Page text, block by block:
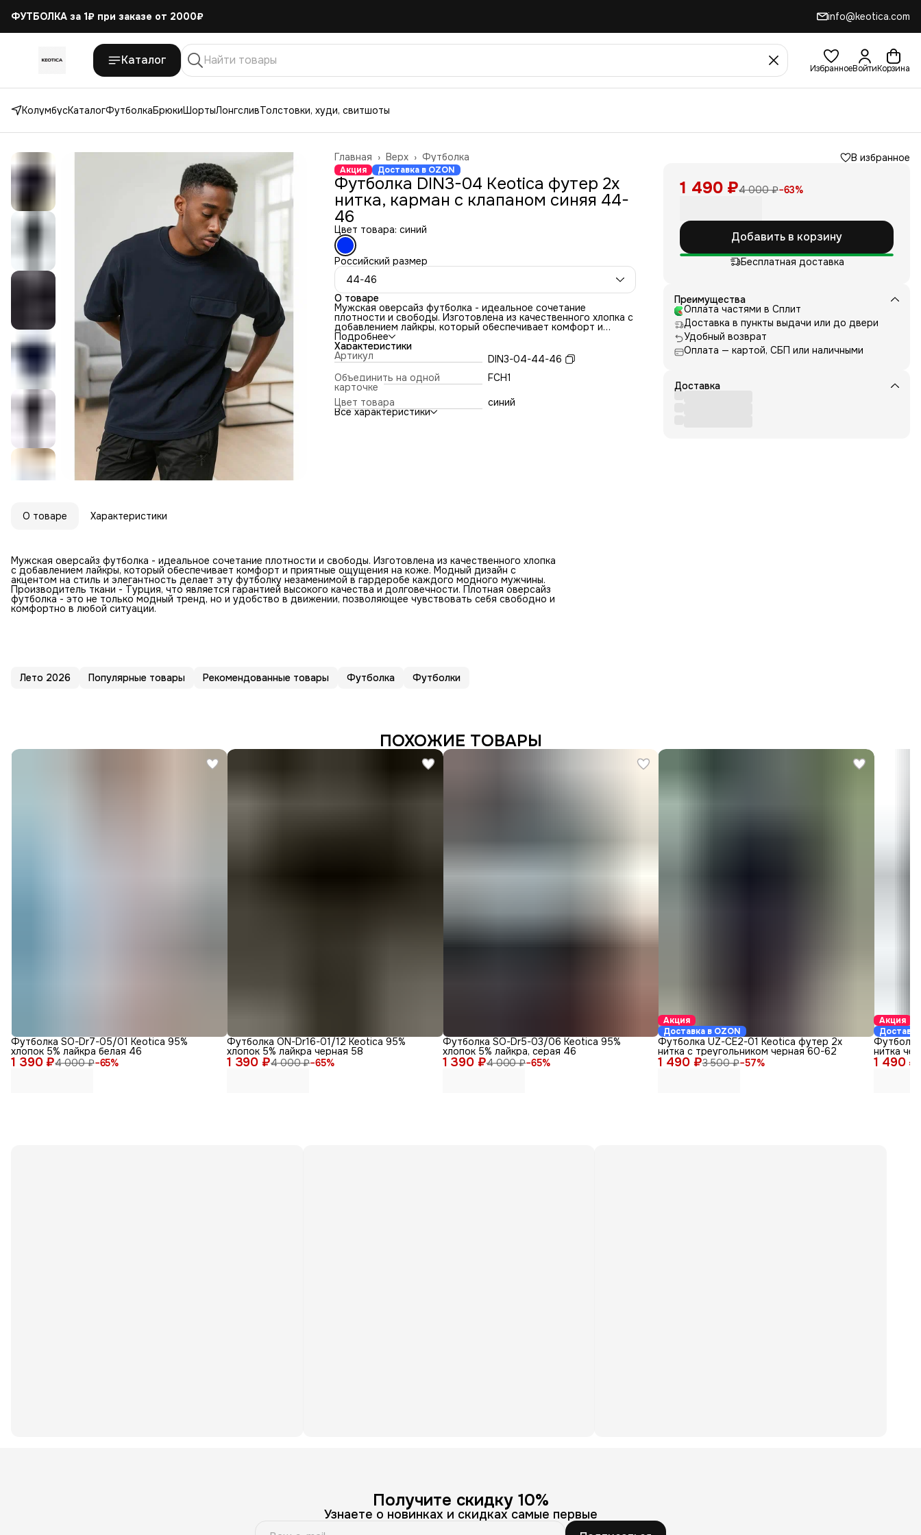
ФУТБОЛКА за 1₽ при заказе от 2000₽ info@keotica.com
Каталог
ИзбранноеВойтиКорзина
КолумбусКаталогФутболкаБрюкиШортыЛонгсливТолстовки, худи, свитшоты
Футболка
Верх ›
Главная ›
Акция Доставка в OZON
Футболка DIN3-04 Keotica футер 2х
нитка, карман с клапаном синяя 44-
46
Цвет товара: синий
Российский размер
44-46
О товаре
Мужская оверсайз футболка - идеальное сочетание
плотности и свободы. Изготовлена из качественного хлопка с
добавлением лайкры, который обеспечивает комфорт и
приятные ощущения на коже. Модный дизайн с акцентом на
стиль и элегантность делает эту футболку незаменимой в
гардеробе каждого модного мужчины. Производитель ткани -
Турция, что является гарантией высокого качества и
долговечности. Плотная оверсайз футболка - это не только
модный тренд, но и удобство в движении, позволяющее
чувствовать себя свободно и комфортно в любой ситуации.
Подробнее
Характеристики
Артикул
DIN3-04-44-46
Объединить на одной
карточке
FCH1
Цвет товара
синий
Все характеристики
В избранное
1 490 ₽4 000 ₽−63%
Добавить в корзину
Бесплатная доставка
Преимущества
Оплата частями в Сплит
Доставка в пункты выдачи или до двери
Удобный возврат
Оплата — картой, СБП или наличными
Доставка
О товаре Характеристики
Мужская оверсайз футболка - идеальное сочетание плотности и свободы. Изготовлена из качественного хлопка
с добавлением лайкры, который обеспечивает комфорт и приятные ощущения на коже. Модный дизайн с
акцентом на стиль и элегантность делает эту футболку незаменимой в гардеробе каждого модного мужчины.
Производитель ткани - Турция, что является гарантией высокого качества и долговечности. Плотная оверсайз
футболка - это не только модный тренд, но и удобство в движении, позволяющее чувствовать себя свободно и
комфортно в любой ситуации.
Лето 2026 Популярные товары Рекомендованные товары Футболка Футболки
ПОХОЖИЕ ТОВАРЫ
1 390 ₽4 000 ₽−65%
Футболка SO-Dr7-05/01 Keotica 95%
хлопок 5% лайкра белая 46
1 390 ₽4 000 ₽−65%
Футболка ON-Dr16-01/12 Keotica 95%
хлопок 5% лайкра черная 58
1 390 ₽4 000 ₽−65%
Футболка SO-Dr5-03/06 Keotica 95%
хлопок 5% лайкра, серая 46
Акция
Доставка в OZON
1 490 ₽3 500 ₽−57%
Футболка UZ-СЕ2-01 Keotica футер 2х
нитка с треугольником черная 60-62
Акция
1 490 ₽
нитка
Получите скидку 10%
Узнаете о новинках и скидках самые первые